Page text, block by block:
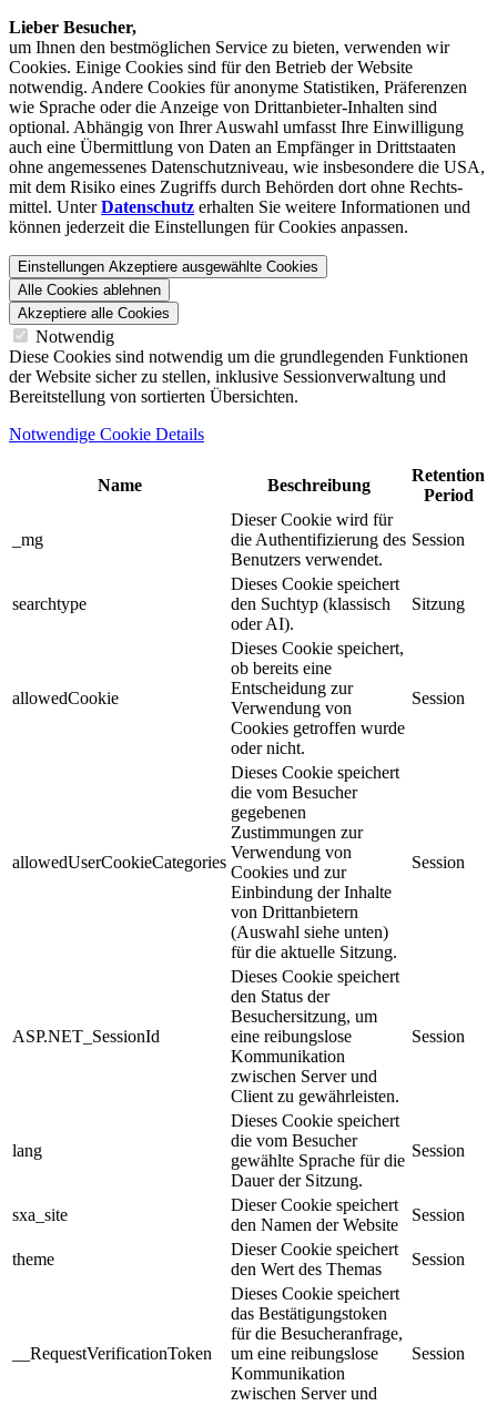
Lieber Besucher,
um Ihnen den best­möglichen Service zu bieten, verwenden wir
Cookies. Einige Cookies sind für den Betrieb der Website
notwendig. Andere Cookies für anonyme Statistiken, Präferenzen
wie Sprache oder die Anzeige von Dritt­anbieter-Inhalten sind
optional. Abhängig von Ihrer Auswahl umfasst Ihre Einwilligung
auch eine Übermittlung von Daten an Empfänger in Drittstaaten
ohne angemessenes Daten­schutz­niveau, wie insbesondere die USA,
mit dem Risiko eines Zugriffs durch Behörden dort ohne Rechts­
mittel. UnterDatenschutz erhalten Sie weitere Informationen und
können jederzeit die Einstellungen für Cookies anpassen.
Einstellungen Akzeptiere ausgewählte Cookies
Alle Cookies ablehnen
Akzeptiere alle Cookies
Notwendig
Diese Cookies sind notwendig um die grundlegenden Funktionen
der Website sicher zu stellen, inklusive Sessionverwaltung und
Bereitstellung von sortierten Übersichten.
Notwendige Cookie Details
Name Beschreibung
Retention
Period
_mg
Dieser Cookie wird für
die Authentifizierung des
Benutzers verwendet.
Session
searchtype
Dieses Cookie speichert
den Suchtyp (klassisch
oder AI).
Sitzung
allowedCookie
Dieses Cookie speichert,
ob bereits eine
Entscheidung zur
Verwendung von
Cookies getroffen wurde
oder nicht.
Session
allowedUserCookieCategories
Dieses Cookie speichert
die vom Besucher
gegebenen
Zustimmungen zur
Verwendung von
Cookies und zur
Einbindung der Inhalte
von Drittanbietern
(Auswahl siehe unten)
für die aktuelle Sitzung.
Session
ASP.NET_SessionId
Dieses Cookie speichert
den Status der
Besuchersitzung, um
eine reibungslose
Kommunikation
zwischen Server und
Client zu gewährleisten.
Session
lang
Dieses Cookie speichert
die vom Besucher
gewählte Sprache für die
Dauer der Sitzung.
Session
sxa_site
Dieser Cookie speichert
den Namen der Website
Session
theme
Dieser Cookie speichert
den Wert des Themas
Session
__RequestVerificationToken
Dieses Cookie speichert
das Bestätigungstoken
für die Besucheranfrage,
um eine reibungslose
Kommunikation
zwischen Server und
Session